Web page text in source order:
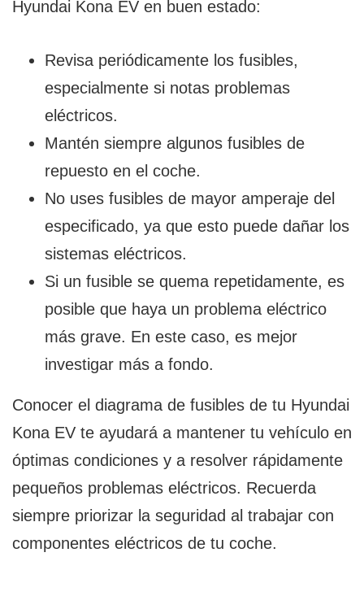
Hyundai Kona EV en buen estado:
Revisa periódicamente los fusibles,
especialmente si notas problemas
eléctricos.
Mantén siempre algunos fusibles de
repuesto en el coche.
No uses fusibles de mayor amperaje del
especificado, ya que esto puede dañar los
sistemas eléctricos.
Si un fusible se quema repetidamente, es
posible que haya un problema eléctrico
más grave. En este caso, es mejor
investigar más a fondo.
Conocer el diagrama de fusibles de tu Hyundai
Kona EV te ayudará a mantener tu vehículo en
óptimas condiciones y a resolver rápidamente
pequeños problemas eléctricos. Recuerda
siempre priorizar la seguridad al trabajar con
componentes eléctricos de tu coche.